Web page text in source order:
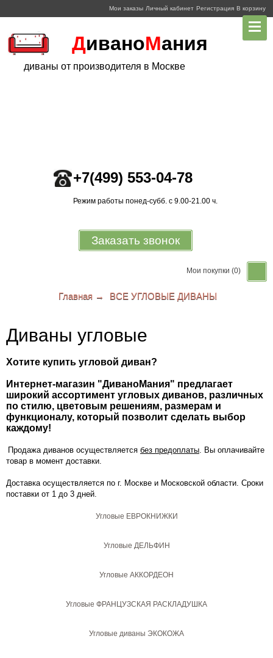
Мои заказы Личный кабинет Регистрация В корзину
ДиваноМания
диваны от производителя в Москве
+7(499) 553-04-78
Режим работы понед-субб. с 9.00-21.00 ч.
Заказать звонок
Мои покупки (0)
Ваша корзина пуста
Главная → ВСЕ УГЛОВЫЕ ДИВАНЫ
Диваны угловые
Хотите купить угловой диван?
Интернет-магазин "ДиваноМания" предлагает
широкий ассортимент угловых диванов, различных
по стилю, цветовым решениям, размерам и
функционалу, который позволит сделать выбор
каждому!
Продажа диванов осуществляется без предоплаты. Вы оплачивайте
товар в момент доставки.
Доставка осуществляется по г. Москве и Московской области. Сроки
поставки от 1 до 3 дней.
Угловые ЕВРОКНИЖКИ
Угловые ДЕЛЬФИН
Угловые АККОРДЕОН
Угловые ФРАНЦУЗСКАЯ РАСКЛАДУШКА
Угловые диваны ЭКОКОЖА